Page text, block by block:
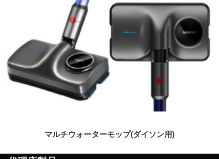
マルチウォーターモップ(ダイソン用)